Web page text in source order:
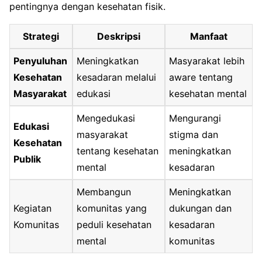
pentingnya dengan kesehatan fisik.
Strategi Deskripsi Manfaat
Penyuluhan
Kesehatan
Masyarakat
Meningkatkan
kesadaran melalui
edukasi
Masyarakat lebih
aware tentang
kesehatan mental
Edukasi
Kesehatan
Publik
Mengedukasi
masyarakat
tentang kesehatan
mental
Mengurangi
stigma dan
meningkatkan
kesadaran
Kegiatan
Komunitas
Membangun
komunitas yang
peduli kesehatan
mental
Meningkatkan
dukungan dan
kesadaran
komunitas